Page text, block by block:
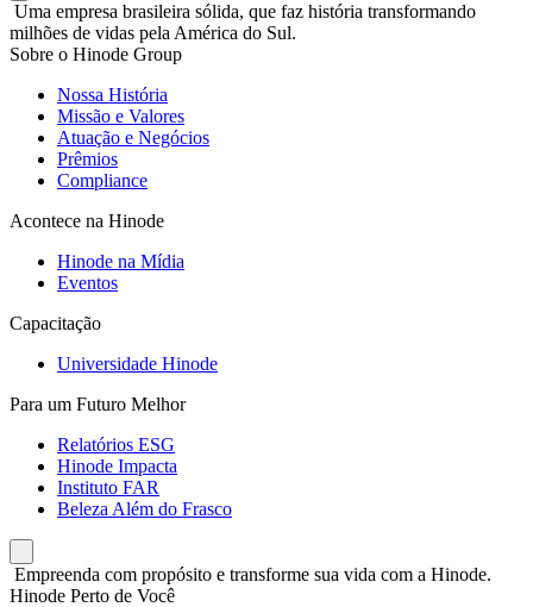
Uma empresa brasileira sólida, que faz história transformando
milhões de vidas pela América do Sul.
Sobre o Hinode Group
Nossa História
Missão e Valores
Atuação e Negócios
Prêmios
Compliance
Acontece na Hinode
Hinode na Mídia
Eventos
Capacitação
Universidade Hinode
Para um Futuro Melhor
Relatórios ESG
Hinode Impacta
Instituto FAR
Beleza Além do Frasco
Empreenda com propósito e transforme sua vida com a Hinode.
Hinode Perto de Você